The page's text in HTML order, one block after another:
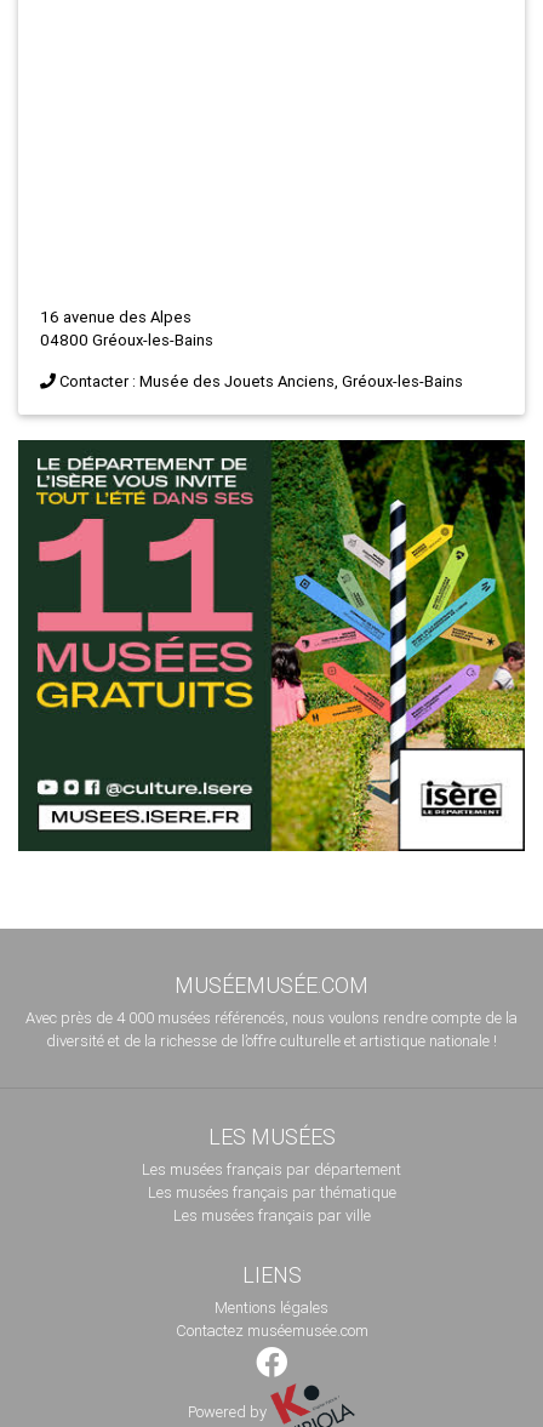
16 avenue des Alpes
04800 Gréoux-les-Bains
Contacter : Musée des Jouets Anciens, Gréoux-les-Bains
MUSÉEMUSÉE.COM
Avec près de 4 000 musées référencés, nous voulons rendre compte de la
diversité et de la richesse de l’offre culturelle et artistique nationale !
LES MUSÉES
Les musées français par département
Les musées français par thématique
Les musées français par ville
LIENS
Mentions légales
Contactez muséemusée.com
Powered by